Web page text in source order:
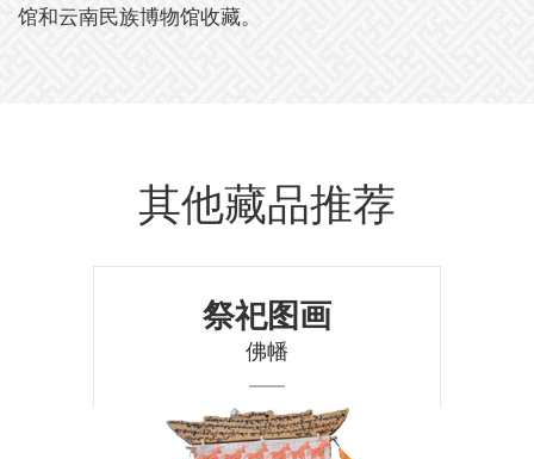
馆和云南民族博物馆收藏。
其他藏品推荐
祭祀图画
佛幡